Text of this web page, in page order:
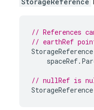
// References
// earthRef
StorageReference
spaceRef.
// nullRef is
StorageReference